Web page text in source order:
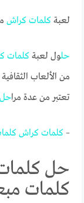
لعبةكلمات كراش
حلول لعبةكلمات
من الألعاب
تعتبر من عدة مراحل
–كلمات كراش
كلمات